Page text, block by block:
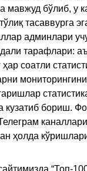
мавжуд бўлиб, у
тасаввурга
админлари
тарафлари:
соатли
кузатиб бориш.
ҳолда
“Топ-